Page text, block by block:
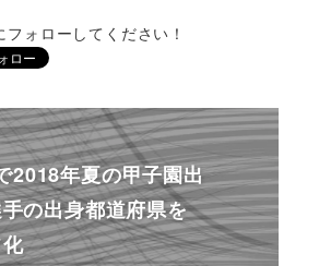
ォローしてください！
2018年夏の甲子園出
の出身都道府県を